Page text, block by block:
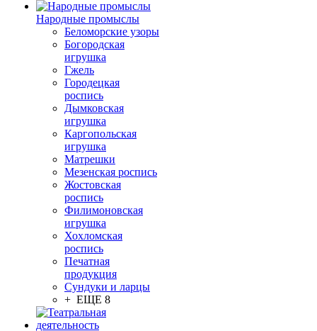
Народные промыслы
Беломорские узоры
Богородская
игрушка
Гжель
Городецкая
роспись
Дымковская
игрушка
Каргопольская
игрушка
Матрешки
Мезенская роспись
Жостовская
роспись
Филимоновская
игрушка
Хохломская
роспись
Печатная
продукция
Сундуки и ларцы
+ ЕЩЕ 8